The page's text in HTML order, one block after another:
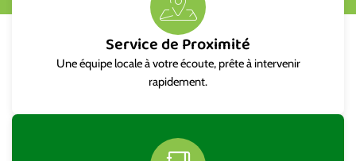
Service de Proximité
Une équipe locale à votre écoute, prête à intervenir
rapidement.